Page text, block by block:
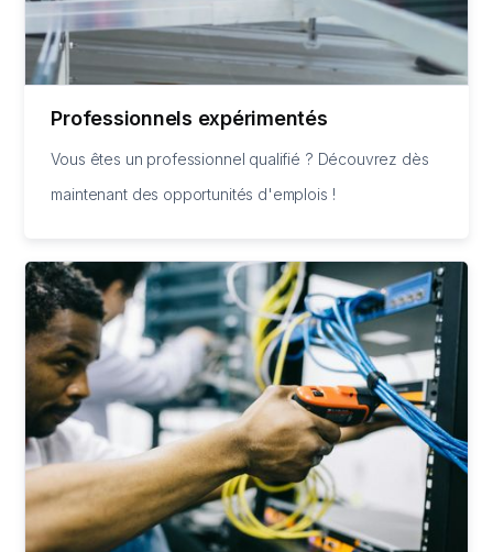
Professionnels expérimentés
Vous êtes un professionnel qualifié ? Découvrez dès
maintenant des opportunités d'emplois !